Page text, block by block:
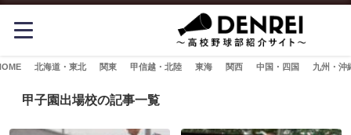
北海道・東北 関東 甲信越・北陸 東海 関西 中国・四国 九州・沖
甲子園出場校の記事一覧